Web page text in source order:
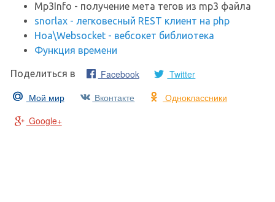
Mp3Info - получение мета тегов из mp3 файла
snorlax - легковесный REST клиент на php
Hoa\Websocket - вебсокет библиотека
Функция времени
Поделиться в Facebook
Twitter
Мой мир
Вконтакте
Одноклассники
Google+